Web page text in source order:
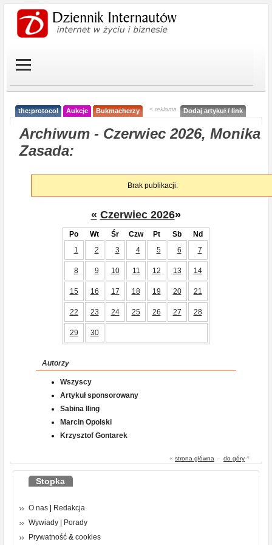
the:protocol Aukcje Bukmacherzy < reklama Dodaj artykuł / link
Archiwum - Czerwiec 2026, Monika
Zasada:
Brak publikacji.
« Czerwiec 2026»
Po Wt Śr Czw Pt Sb
Nd
1
2 3 4 5 6 7
8 9 10 11 12 13 14
15 16 17 18 19 20 21
22 23 24 25 26 27 28
29 30
Autorzy
Wszyscy
Artykuł sponsorowany
Sabina Iling
Marcin Opolski
Krzysztof Gontarek
« strona główna - do góry ^
Stopka
O nas
Redakcja
Wywiady
Porady
Prywatność & cookies